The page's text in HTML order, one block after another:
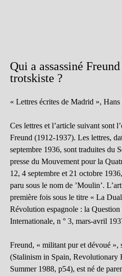
Qui a assassiné
trotskiste ?
« Lettres écrites de Madrid »,
Ces lettres et l’article suivant sont
Freund (1912-1937). Les lettres,
septembre 1936, sont traduites du
presse du Mouvement pour la
12, 4 septembre et 21 octobre
paru sous le nom de ’Moulin’.
première fois sous le titre « La
Révolution espagnole : la
Internationale, n ° 3, mars-avril
Freund, « militant pur et dévoué »,
(Stalinism in Spain, Revolutionary
Summer 1988, p54), est né de